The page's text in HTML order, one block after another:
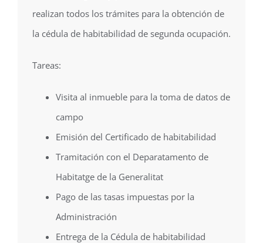
realizan todos los trámites para la obtención de
la cédula de habitabilidad de segunda ocupación.
Tareas:
Visita al inmueble para la toma de datos de
campo
Emisión del Certificado de habitabilidad
Tramitación con el Deparatamento de
Habitatge de la Generalitat
Pago de las tasas impuestas por la
Administración
Entrega de la Cédula de habitabilidad